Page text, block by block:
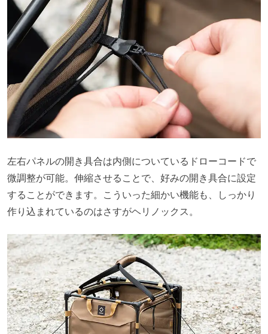
左右パネルの開き具合は内側についているドローコードで
微調整が可能。伸縮させることで、好みの開き具合に設定
することができます。こういった細かい機能も、しっかり
作り込まれているのはさすがヘリノックス。